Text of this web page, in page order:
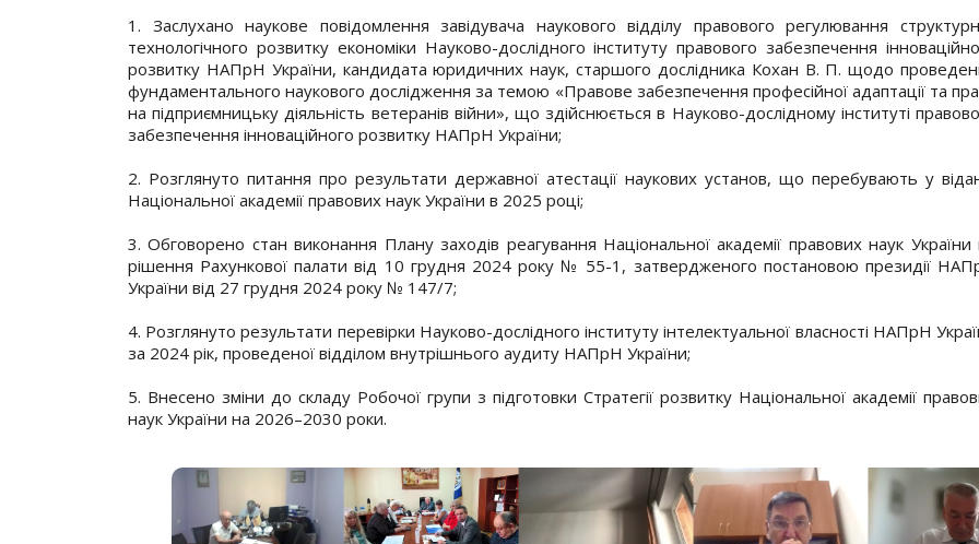
1. Заслухано наукове повідомлення завідувача наукового відділу правового регулювання
технологічного розвитку економіки Науково-дослідного інституту правового забезпечення
розвитку НАПрН України, кандидата юридичних наук, старшого дослідника Кохан В. П. щодо
фундаментального наукового дослідження за темою «Правове забезпечення професійної адаптації та
на підприємницьку діяльність ветеранів війни», що здійснюється в Науково-дослідному інституті
забезпечення інноваційного розвитку НАПрН України;
2. Розглянуто питання про результати державної атестації наукових установ, що перебувають у
Національної академії правових наук України в 2025 році;
3. Обговорено стан виконання Плану заходів реагування Національної академії правових наук України
рішення Рахункової палати від 10 грудня 2024 року № 55-1, затвердженого постановою президії
України від 27 грудня 2024 року № 147/7;
4. Розглянуто результати перевірки Науково-дослідного інституту інтелектуальної власності НАПрН
за 2024 рік, проведеної відділом внутрішнього аудиту НАПрН України;
5. Внесено зміни до складу Робочої групи з підготовки Стратегії розвитку Національної академії
наук України на 2026–2030 роки.